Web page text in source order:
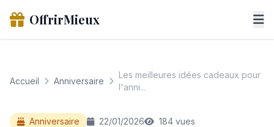
OffrirMieux
Accueil Anniversaire
Les meilleures idées cadeaux pour
l'anni...
Anniversaire 22/01/2026 184 vues